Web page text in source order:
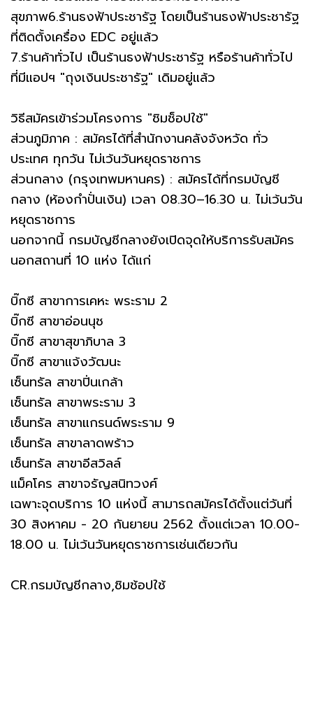
สุขภาพ6.ร้านธงฟ้าประชารัฐ โดยเป็นร้านธงฟ้าประชารัฐ
ที่ติดตั้งเครื่อง EDC อยู่แล้ว
7.ร้านค้าทั่วไป เป็นร้านธงฟ้าประชารัฐ หรือร้านค้าทั่วไป
ที่มีแอปฯ "ถุงเงินประชารัฐ" เดิมอยู่แล้ว
วิธีสมัครเข้าร่วมโครงการ "ชิมช็อปใช้"
ส่วนภูมิภาค : สมัครได้ที่สำนักงานคลังจังหวัด ทั่ว
ประเทศ ทุกวัน ไม่เว้นวันหยุดราชการ
ส่วนกลาง (กรุงเทพมหานคร) : สมัครได้ที่กรมบัญชี
กลาง (ห้องกำปั่นเงิน) เวลา 08.30–16.30 น. ไม่เว้นวัน
หยุดราชการ
นอกจากนี้ กรมบัญชีกลางยังเปิดจุดให้บริการรับสมัคร
นอกสถานที่ 10 แห่ง ได้แก่
บิ๊กซี สาขาการเคหะ พระราม 2
บิ๊กซี สาขาอ่อนนุช
บิ๊กซี สาขาสุขาภิบาล 3
บิ๊กซี สาขาแจ้งวัฒนะ
เซ็นทรัล สาขาปิ่นเกล้า
เซ็นทรัล สาขาพระราม 3
เซ็นทรัล สาขาแกรนด์พระราม 9
เซ็นทรัล สาขาลาดพร้าว
เซ็นทรัล สาขาอีสวิลล์
แม็คโคร สาขาจรัญสนิทวงศ์
เฉพาะจุดบริการ 10 แห่งนี้ สามารถสมัครได้ตั้งแต่วันที่
30 สิงหาคม - 20 กันยายน 2562 ตั้งแต่เวลา 10.00-
18.00 น. ไม่เว้นวันหยุดราชการเช่นเดียวกัน
CR.กรมบัญชีกลาง,ชิมช้อปใช้